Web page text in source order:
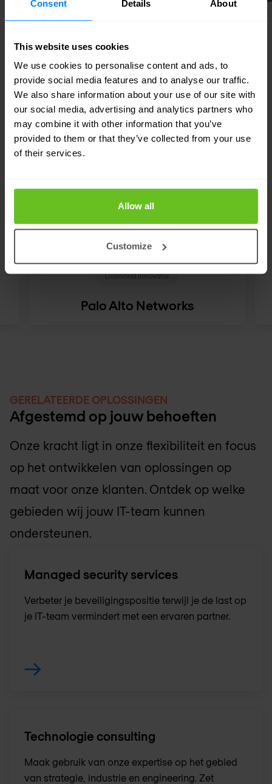
Consent Details About
This website uses cookies
We use cookies to personalise content and ads, to
provide social media features and to analyse our traffic.
We also share information about your use of our site with
our social media, advertising and analytics partners who
may combine it with other information that you’ve
provided to them or that they’ve collected from your use
of their services.
Allow all
Customize
ONS ECOSYSTEEM
Toonaangevende partners in SASE
Diamond innovator
Palo Alto Networks
GERELATEERDE OPLOSSINGEN
Afgestemd op jouw behoeften
Onze kracht ligt in onze flexibiliteit en focus
op het ontwikkelen van oplossingen op
maat voor onze klanten. Ontdek op welke
gebieden wij jouw IT-team kunnen
ondersteunen.
Managed security services
Verbeter je beveiligingspositie terwijl je de last op
je IT-team vermindert met een ervaren partner.
Technologie consulting
Maak gebruik van onze expertise op het gebied
van strategie, industrie en engineering. Zet